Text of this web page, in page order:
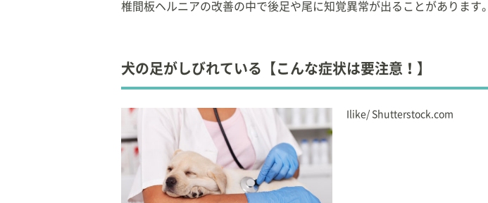
椎間板ヘルニアの改善の中で後足や尾に知覚異常が出ることがあります。
犬の足がしびれている【こんな症状は要注意！】
Ilike/ Shutterstock.com